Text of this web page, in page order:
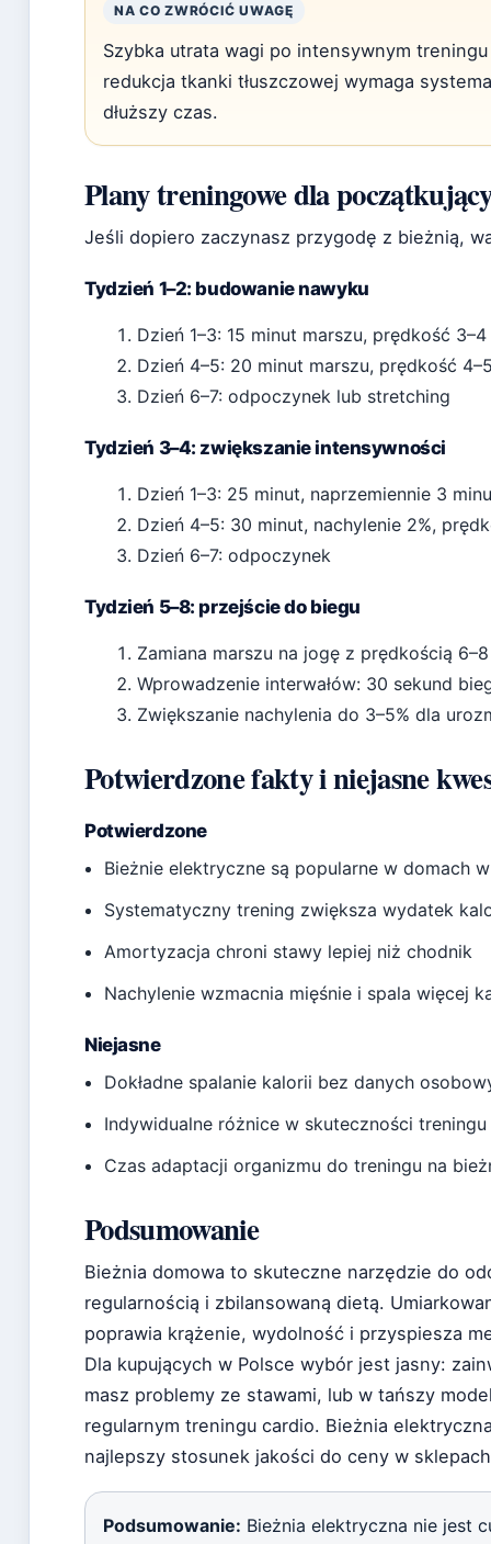
NA CO ZWRÓCIĆ UWAGĘ
Szybka utrata wagi po intensywnym
redukcja tkanki tłuszczowej wymaga
dłuższy czas.
Plany treningowe dla
Jeśli dopiero zaczynasz przygodę z bieżnią,
Tydzień 1–2: budowanie nawyku
Dzień 1–3: 15 minut marszu, prędkość
Dzień 4–5: 20 minut marszu, prędkość
Dzień 6–7: odpoczynek lub stretching
Tydzień 3–4: zwiększanie intensywności
Dzień 1–3: 25 minut, naprzemiennie 3
Dzień 4–5: 30 minut, nachylenie 2%,
Dzień 6–7: odpoczynek
Tydzień 5–8: przejście do biegu
Zamiana marszu na jogę z prędkością
Wprowadzenie interwałów: 30 sekund
Zwiększanie nachylenia do 3–5% dla
Potwierdzone fakty i niejasne
Potwierdzone
Bieżnie elektryczne są popularne w domach
Systematyczny trening zwiększa wydatek
Amortyzacja chroni stawy lepiej niż chodnik
Nachylenie wzmacnia mięśnie i spala więcej
Niejasne
Dokładne spalanie kalorii bez danych
Indywidualne różnice w skuteczności treningu
Czas adaptacji organizmu do treningu na
Podsumowanie
Bieżnia domowa to skuteczne narzędzie do
regularnością i zbilansowaną dietą.
poprawia krążenie, wydolność i przyspiesza
Dla kupujących w Polsce wybór jest jasny:
masz problemy ze stawami, lub w tańszy
regularnym treningu cardio. Bieżnia
najlepszy stosunek jakości do ceny w
Podsumowanie: Bieżnia elektryczna nie jest